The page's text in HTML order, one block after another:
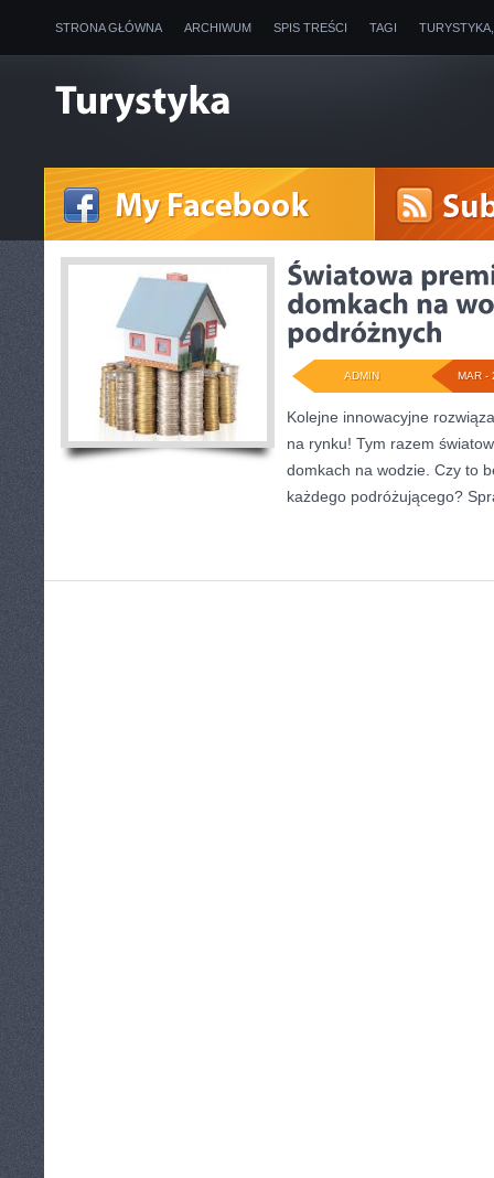
STRONA GŁÓWNA ARCHIWUM SPIS TREŚCI TAGI
MAR -
ADMIN
Kolejne innowacyjne
na rynku! Tym razem
domkach na wodzie. Czy to
każdego podróżującego?